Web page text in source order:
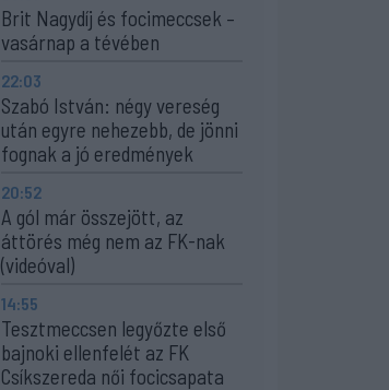
Brit Nagydíj és focimeccsek –
vasárnap a tévében
22:03
Szabó István: négy vereség
után egyre nehezebb, de jönni
fognak a jó eredmények
20:52
A gól már összejött, az
áttörés még nem az FK-nak
(videóval)
14:55
Tesztmeccsen legyőzte első
bajnoki ellenfelét az FK
Csíkszereda női focicsapata